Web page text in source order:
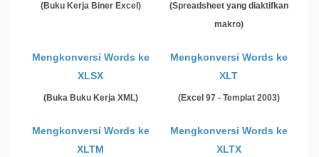
(Buku Kerja Biner Excel)
(Spreadsheet yang diaktifkan
makro)
Mengkonversi Words ke
XLSX
(Buka Buku Kerja XML)
Mengkonversi Words ke
XLT
(Excel 97 - Templat 2003)
Mengkonversi Words ke
XLTM
Mengkonversi Words ke
XLTX